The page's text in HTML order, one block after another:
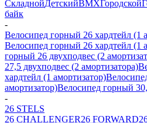
СкладнойДетскийBMXГородской
байк
-
Велосипед горный 26 хардтейл (1
Велосипед горный 26 хардтейл (1
горный 26 двухподвес (2
27,5 двухподвес (2 амортизатора)
хардтейл (1 амортизатор)
амортизатор)Велосипед горный
-
26 STELS
26 CHALLENGER26 FORWARD